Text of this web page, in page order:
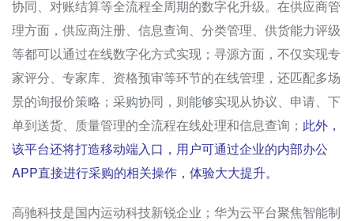
协同、对账结算等全流程全周期的数字化升级。在供应商管
理方面，供应商注册、信息查询、分类管理、供货能力评级
等都可以通过在线数字化方式实现；寻源方面，不仅实现专
家评分、专家库、资格预审等环节的在线管理，还匹配多场
景的询报价策略；采购协同，则能够实现从协议、申请、下
单到送货、质量管理的全流程在线处理和信息查询； 此外，
该平台还将打造移动端入口，用户可通过企业的内部办公
APP直接进行采购的相关操作，体验大大提升。
高驰科技是国内运动科技新锐企业；华为云平台聚焦智能制